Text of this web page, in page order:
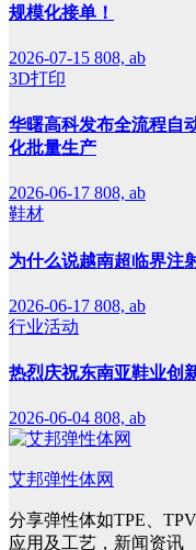
规模化接单！
2026-07-15 808, ab
3D打印
华曙高科发布全流程自
化批量生产
2026-06-17 808, ab
鞋材
为什么说越南超临界注
2026-06-17 808, ab
行业活动
热烈庆祝东南亚鞋业创
2026-06-04 808, ab
艾邦弹性体网
分享弹性体如TPE、
应用及工艺，新闻资讯